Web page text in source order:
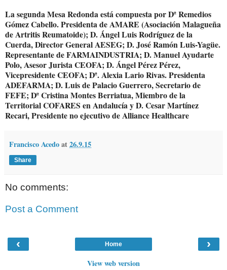
La segunda Mesa Redonda está compuesta por Dª Remedios
Gómez Cabello. Presidenta de AMARE (Asociación Malagueña
de Artritis Reumatoide); D. Ángel Luis Rodríguez de la
Cuerda, Director General AESEG; D. José Ramón Luis-Yagüe.
Representante de FARMAINDUSTRIA; D. Manuel Ayudarte
Polo, Asesor Jurista CEOFA; D. Ángel Pérez Pérez,
Vicepresidente CEOFA; Dª. Alexia Lario Rivas. Presidenta
ADEFARMA; D. Luis de Palacio Guerrero, Secretario de
FEFE; Dª Cristina Montes Berriatua, Miembro de la
Territorial COFARES en Andalucía y D. Cesar Martínez
Recari, Presidente no ejecutivo de Alliance Healthcare
Francisco Acedoat26.9.15
Share
No comments:
Post a Comment
‹ ›
Home
View web version